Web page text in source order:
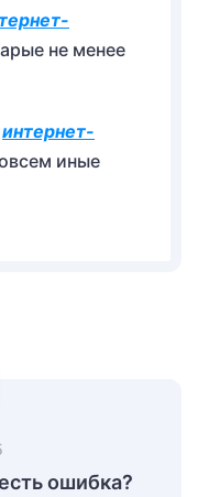
не менее
интернет-
иные
ошибка?